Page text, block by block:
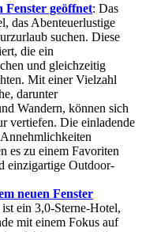
Fenster geöffnet: Das
das Abenteuerlustige
suchen. Diese
die ein
und gleichzeitig
Mit einer Vielzahl
darunter
Wandern, können sich
vertiefen. Die einladende
es zu einem Favoriten
einzigartige Outdoor-
neuen Fenster
ein 3,0-Sterne-Hotel,
mit einem Fokus auf